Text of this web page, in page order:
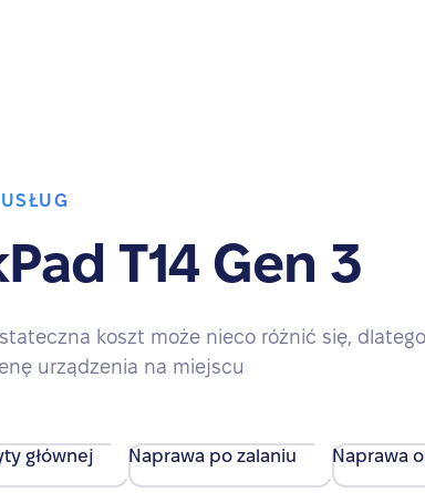
T14 Gen 3
koszt może nieco różnić się,
urządzenia na miejscu
głównej Naprawa po zalaniu Naprawa